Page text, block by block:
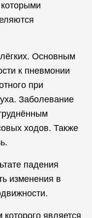
Основным
к пневмонии
при
Заболевание
ходов. Также
падения
изменения в
является